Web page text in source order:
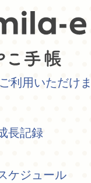
利用いただけ
長記録
ケジュール